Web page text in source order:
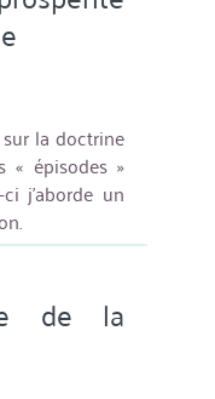
la doctrine
« épisodes »
j’aborde un
de la